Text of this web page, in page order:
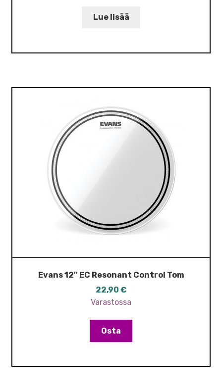
Lue lisää
Evans 12″ EC Resonant Control Tom
22,90 €
Varastossa
Osta